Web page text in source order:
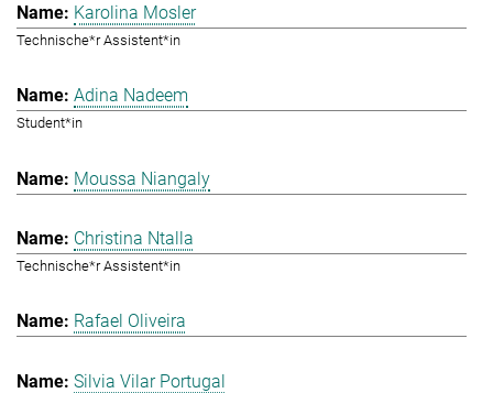
Karolina Mosler
Technische*r Assistent*in
Adina Nadeem
Student*in
Moussa Niangaly
Christina Ntalla
Technische*r Assistent*in
Rafael Oliveira
Silvia Vilar Portugal